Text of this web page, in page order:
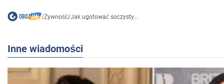
/Żywność/Jak ugotować soczysty...
Inne wiadomości